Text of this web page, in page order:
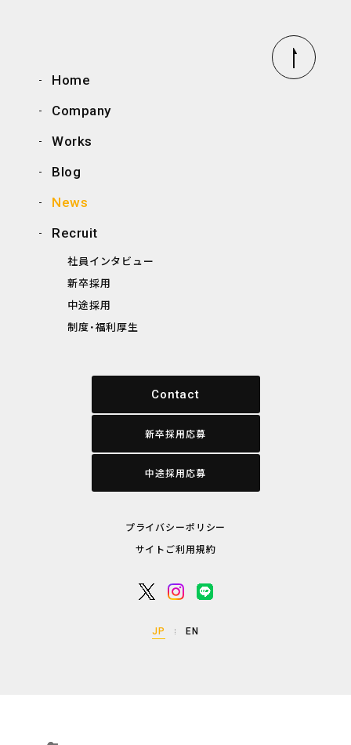
Home
Company
Works
Blog
News
Recruit
社員インタビュー
新卒採用
中途採用
制度・福利厚生
Contact
新卒採用応募
中途採用応募
プライバシーポリシー
サイトご利用規約
JP EN